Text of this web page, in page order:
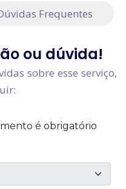
Frequentes
ou dúvida!
sobre esse serviço,